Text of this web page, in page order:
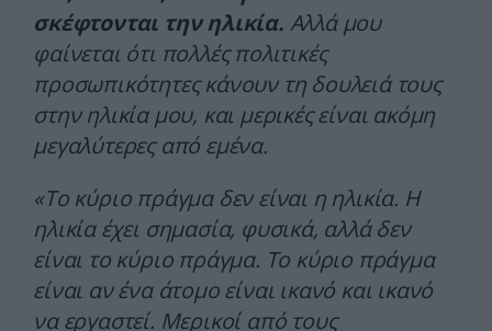
σκέφτονται την ηλικία. Αλλά μου
φαίνεται ότι πολλές πολιτικές
προσωπικότητες κάνουν τη δουλειά τους
στην ηλικία μου, και μερικές είναι ακόμη
μεγαλύτερες από εμένα.
«Το κύριο πράγμα δεν είναι η ηλικία. Η
ηλικία έχει σημασία, φυσικά, αλλά δεν
είναι το κύριο πράγμα. Το κύριο πράγμα
είναι αν ένα άτομο είναι ικανό και ικανό
να εργαστεί. Μερικοί από τους